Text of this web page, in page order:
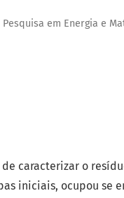
em Energia e
caracterizar o
iniciais, ocupou se